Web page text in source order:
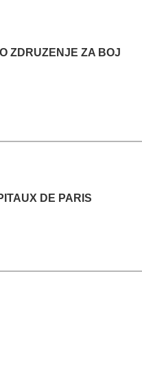
ZDRUZENJE ZA BOJ
DE PARIS